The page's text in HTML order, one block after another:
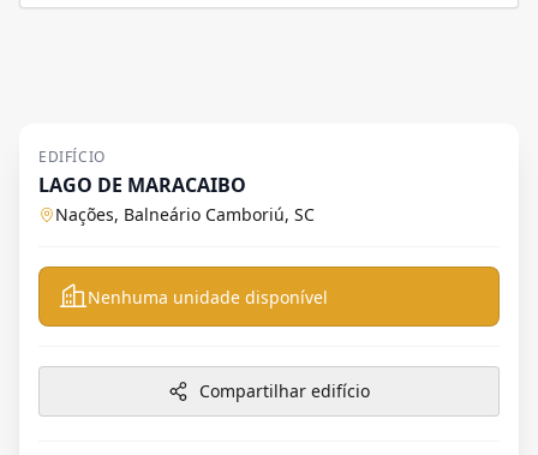
EDIFÍCIO
LAGO DE MARACAIBO
Nações, Balneário Camboriú, SC
Nenhuma unidade disponível
Compartilhar edifício